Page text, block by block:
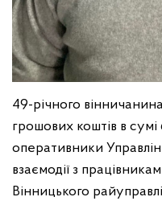
49-річного
грошових коштів в
оперативники
взаємодії з
Вінницького